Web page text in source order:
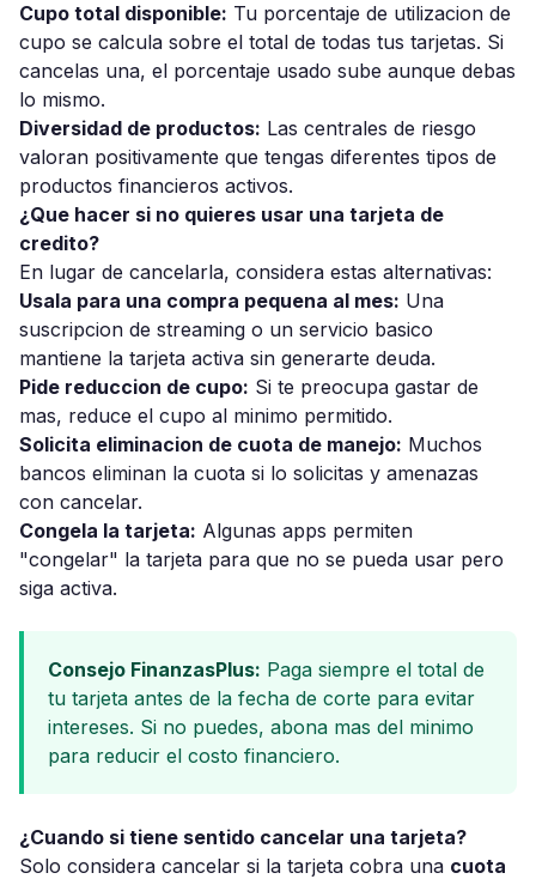
Cupo total disponible: Tu porcentaje de utilizacion de
cupo se calcula sobre el total de todas tus tarjetas. Si
cancelas una, el porcentaje usado sube aunque debas
lo mismo.
Diversidad de productos: Las centrales de riesgo
valoran positivamente que tengas diferentes tipos de
productos financieros activos.
¿Que hacer si no quieres usar una tarjeta de
credito?
En lugar de cancelarla, considera estas alternativas:
Usala para una compra pequena al mes: Una
suscripcion de streaming o un servicio basico
mantiene la tarjeta activa sin generarte deuda.
Pide reduccion de cupo: Si te preocupa gastar de
mas, reduce el cupo al minimo permitido.
Solicita eliminacion de cuota de manejo: Muchos
bancos eliminan la cuota si lo solicitas y amenazas
con cancelar.
Congela la tarjeta: Algunas apps permiten
"congelar" la tarjeta para que no se pueda usar pero
siga activa.
Consejo FinanzasPlus: Paga siempre el total de
tu tarjeta antes de la fecha de corte para evitar
intereses. Si no puedes, abona mas del minimo
para reducir el costo financiero.
¿Cuando si tiene sentido cancelar una tarjeta?
Solo considera cancelar si la tarjeta cobra una cuota